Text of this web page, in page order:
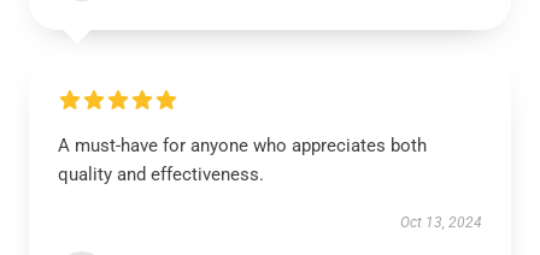
A must-have for anyone who appreciates both
quality and effectiveness.
Oct 13, 2024